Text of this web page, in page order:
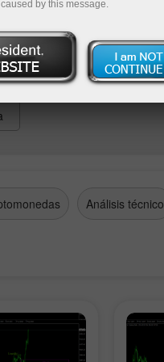
Análisis técnico
by this message.